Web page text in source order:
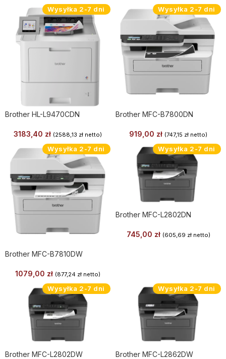
Wysyłka 2-7 dni
Brother HL-L9470CDN
3183,40 zł (2588,13 zł netto)
Wysyłka 2-7 dni
Brother MFC-B7800DN
919,00 zł (747,15 zł netto)
Wysyłka 2-7 dni
Brother MFC-B7810DW
1079,00 zł (877,24 zł netto)
Wysyłka 2-7 dni
Brother MFC-L2802DN
745,00 zł (605,69 złnetto)
Wysyłka 2-7 dni
Brother MFC-L2802DW
Wysyłka 2-7 dni
Brother MFC-L2862DW